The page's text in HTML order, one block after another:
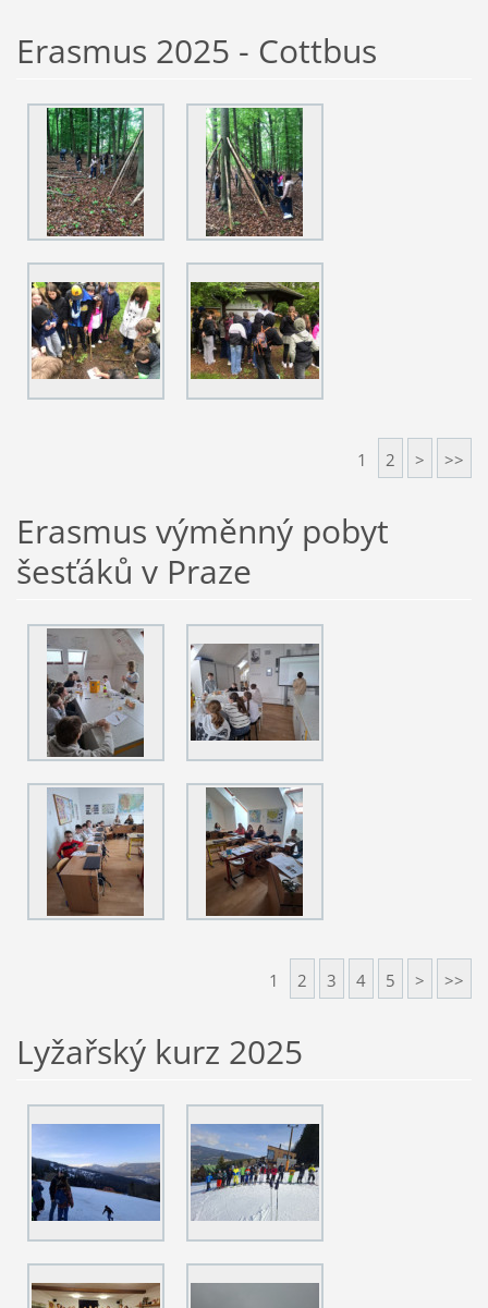
Erasmus 2025 - Cottbus
1 2 > >>
Erasmus výměnný pobyt
šesťáků v Praze
1 2 3 4 5 > >>
Lyžařský kurz 2025